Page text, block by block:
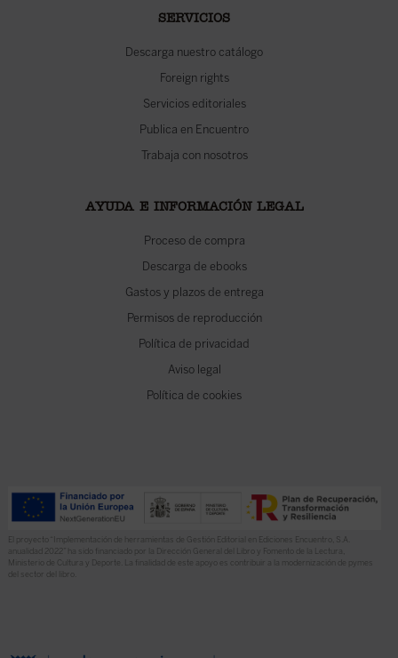
SERVICIOS
Descarga nuestro catálogo
Foreign rights
Servicios editoriales
Publica en Encuentro
Trabaja con nosotros
AYUDA E INFORMACIÓN LEGAL
Proceso de compra
Descarga de ebooks
Gastos y plazos de entrega
Permisos de reproducción
Política de privacidad
Aviso legal
Política de cookies
El proyecto “Implementación de herramientas de Gestión Editorial en Ediciones Encuentro, S.A.
anualidad 2022” ha sido financiado por la Dirección General del Libro y Fomento de la Lectura,
Ministerio de Cultura y Deporte. La finalidad de este apoyo es contribuir a la modernización de pymes
del sector del libro.